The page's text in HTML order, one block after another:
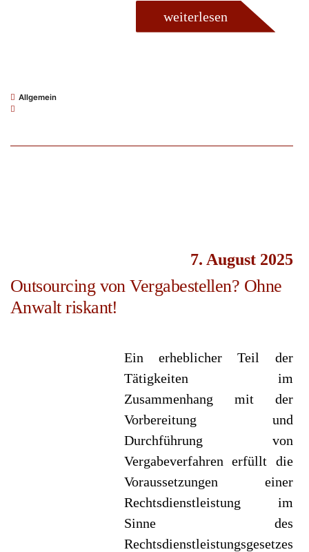
weiterlesen
Allgemein
7. August 2025
Outsourcing von Vergabestellen? Ohne
Anwalt riskant!
Ein erheblicher Teil der
Tätigkeiten im
Zusammenhang mit der
Vorbereitung und
Durchführung von
Vergabeverfahren erfüllt die
Voraussetzungen einer
Rechtsdienstleistung im
Sinne des
Rechtsdienstleistungsgesetzes